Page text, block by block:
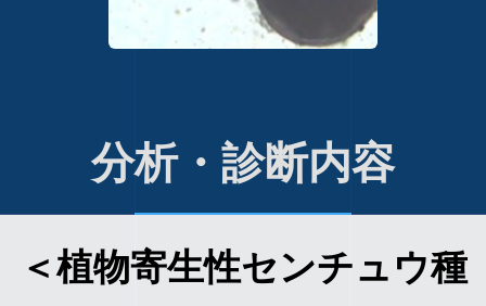
分析・診断内容
＜植物寄生性センチュウ種